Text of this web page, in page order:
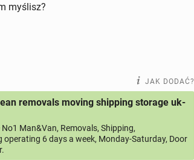
myślisz?
JAK DODAĆ?
removals moving shipping storage uk-
No1 Man&Van, Removals, Shipping,
operating 6 days a week, Monday-Saturday, Door